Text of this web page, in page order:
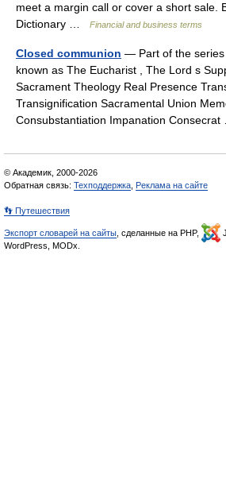
meet a margin call or cover a short sale.
Dictionary …
Financial and business terms
Closed communion — Part of the
known as The Eucharist , The Lord s
Sacrament Theology Real Presence
Transignification Sacramental Union
Consubstantiation Impanation
© Академик, 2000-2026
Обратная связь: Техподдержка Реклама на сайте
👣 Путешествия
Экспорт словарей на сайты , сделанные на PHP,
WordPress, MODx.